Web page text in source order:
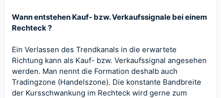
Wann entstehen Kauf- bzw. Verkaufssignale bei einem
Rechteck ?
Ein Verlassen des Trendkanals in die erwartete
Richtung kann als Kauf- bzw. Verkaufssignal angesehen
werden. Man nennt die Formation deshalb auch
Tradingzone (Handelszone). Die konstante Bandbreite
der Kursschwankung im Rechteck wird gerne zum